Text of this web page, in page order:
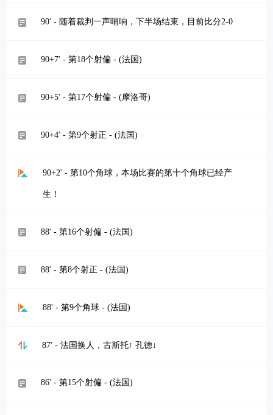
90' - 随着裁判一声哨响，下半场结束，目前比分2-0
90+7' - 第18个射偏 - (法国)
90+5' - 第17个射偏 - (摩洛哥)
90+4' - 第9个射正 - (法国)
90+2' - 第10个角球，本场比赛的第十个角球已经产
生！
88' - 第16个射偏 - (法国)
88' - 第8个射正 - (法国)
88' - 第9个角球 - (法国)
87' - 法国换人，古斯托↑ 孔德↓
86' - 第15个射偏 - (法国)